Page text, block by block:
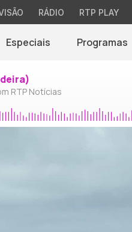
RÁDIO RTP PLAY
Especiais Programas
RTP Notícias